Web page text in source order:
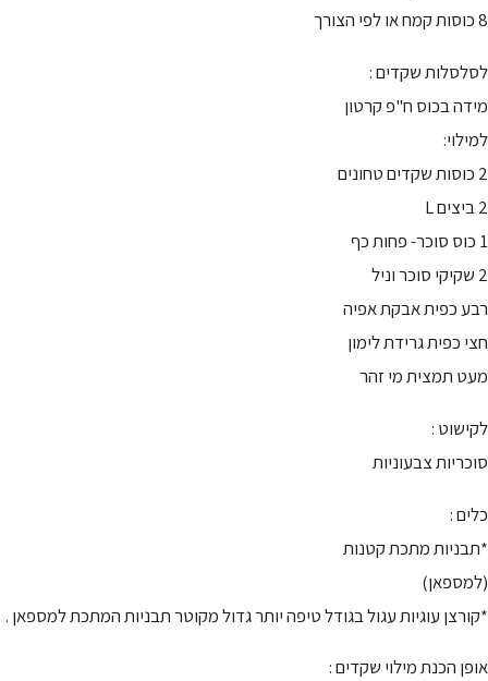
8 כוסות קמח או לפי הצורך
לסלסלות שקדים :
מידה בכוס ח"פ קרטון
למילוי:
2 כוסות שקדים טחונים
2 ביצים L
1 כוס סוכר- פחות כף
2 שקיקי סוכר וניל
רבע כפית אבקת אפיה
חצי כפית גרידת לימון
מעט תמצית מי זהר
לקישוט :
סוכריות צבעוניות
כלים :
*תבניות מתכת קטנות
(למספאן)
*קורצן עוגיות עגול בגודל טיפה יותר גדול מקוטר תבניות המתכת למספאן .
אופן הכנת מילוי שקדים :